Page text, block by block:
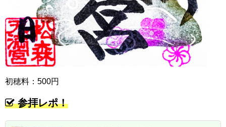
初穂料：500円
参拝レポ！